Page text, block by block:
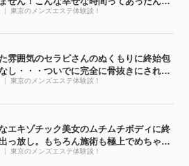
東京のメンズエステ体験談！
雰囲気のセラピさんのぬくもりに終始包
し・・・ついでに完全に骨抜きにされち
東京のメンズエステ体験談！
エキゾチック美女のムチムチボディに終
っ放し。もちろん施術も極上でめちゃく
良かったです
東京のメンズエステ体験談！